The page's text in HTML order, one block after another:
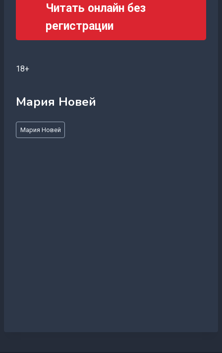
Читать онлайн без
регистрации
18+
Мария Новей
Метки
записи:
Мария Новей